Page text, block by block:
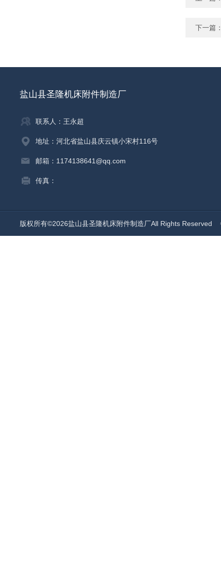
下一篇
盐山县圣隆机床附件制造厂
联系人：王永超
地址：河北省盐山县庆云镇小宋村116号
邮箱：1174138641@qq.com
传真：
版权所有©2026盐山县圣隆机床附件制造厂All Rights Reserved